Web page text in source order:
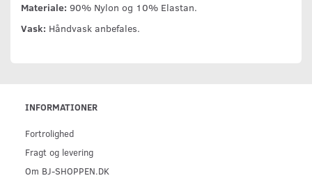
Materiale: 90% Nylon og 10% Elastan.
Vask: Håndvask anbefales.
INFORMATIONER
Fortrolighed
Fragt og levering
Om BJ-SHOPPEN.DK